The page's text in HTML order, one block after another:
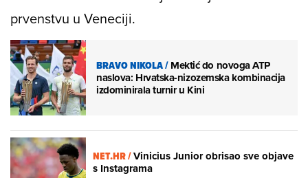
prvenstvu u Veneciji.
BRAVO NIKOLA/Mektić do novoga ATP
naslova: Hrvatska-nizozemska kombinacija
izdominirala turnir u Kini
NET.HR /Vinicius Junior obrisao sve objave
s Instagrama